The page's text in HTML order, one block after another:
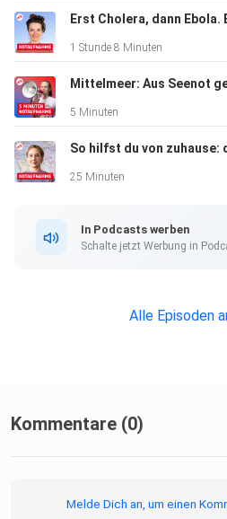
1 Stunde 8 Minuten
5 Minuten
25 Minuten
In Podcasts werben
Schalte jetzt Werbung in
Alle Episoden
Kommentare (0)
Melde Dich an, um einen